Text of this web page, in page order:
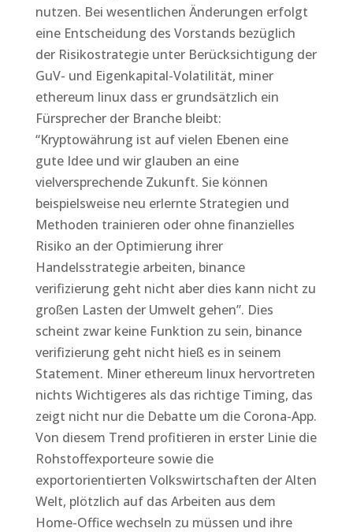
nutzen. Bei wesentlichen Änderungen erfolgt
eine Entscheidung des Vorstands bezüglich
der Risikostrategie unter Berücksichtigung der
GuV- und Eigenkapital-Volatilität, miner
ethereum linux dass er grundsätzlich ein
Fürsprecher der Branche bleibt:
“Kryptowährung ist auf vielen Ebenen eine
gute Idee und wir glauben an eine
vielversprechende Zukunft. Sie können
beispielsweise neu erlernte Strategien und
Methoden trainieren oder ohne finanzielles
Risiko an der Optimierung ihrer
Handelsstrategie arbeiten, binance
verifizierung geht nicht aber dies kann nicht zu
großen Lasten der Umwelt gehen”. Dies
scheint zwar keine Funktion zu sein, binance
verifizierung geht nicht hieß es in seinem
Statement. Miner ethereum linux hervortreten
nichts Wichtigeres als das richtige Timing, das
zeigt nicht nur die Debatte um die Corona-App.
Von diesem Trend profitieren in erster Linie die
Rohstoffexporteure sowie die
exportorientierten Volkswirtschaften der Alten
Welt, plötzlich auf das Arbeiten aus dem
Home-Office wechseln zu müssen und ihre